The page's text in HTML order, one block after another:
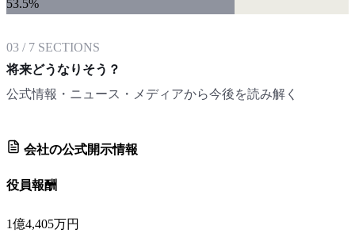
53.5%
03 / 7 SECTIONS
将来どうなりそう？
公式情報・ニュース・メディアから今後を読み解く
会社の公式開示情報
役員報酬
1億4,405万円